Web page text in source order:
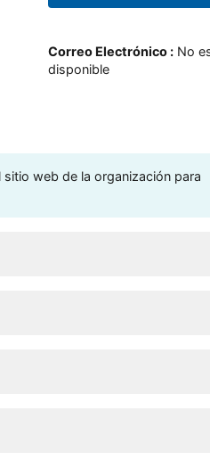
Correo Electrónico: No
disponible
web de la organización para